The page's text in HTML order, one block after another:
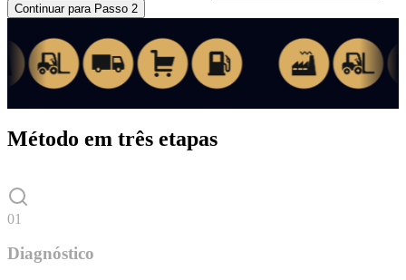
Continuar para Passo 2
Método em três etapas
01
Diagnóstico